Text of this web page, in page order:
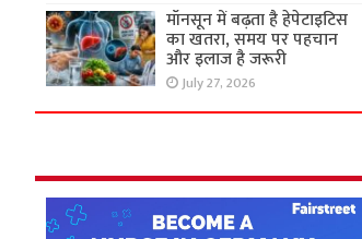
मॉनसून में बढ़ता है हेपेटाइटिस
का खतरा, समय पर पहचान
और इलाज है जरूरी
July 27, 2026